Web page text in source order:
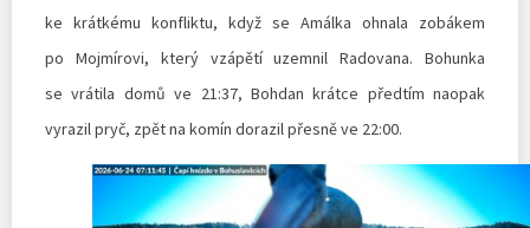
ke krátkému konfliktu, když se Amálka ohnala zobákem
po Mojmírovi, který vzápětí uzemnil Radovana. Bohunka
se vrátila domů ve 21:37, Bohdan krátce předtím naopak
vyrazil pryč, zpět na komín dorazil přesně ve 22:00.